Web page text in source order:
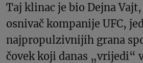
Taj klinac je bio Dejna
osnivač kompanije UFC,
najpropulzivnijih grana
čovek koji danas „vrijedi“